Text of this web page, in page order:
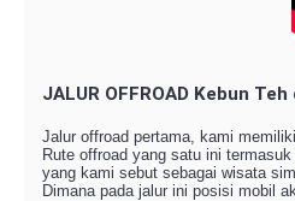
JALUR OFFROAD Kebun
Jalur offroad pertama, kami memiliki
Rute offroad yang satu ini
yang kami sebut sebagai wisata
Dimana pada jalur ini posisi mobil